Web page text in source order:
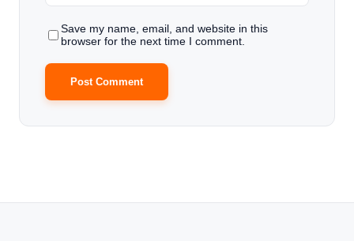
Save my name, email, and website in this
browser for the next time I comment.